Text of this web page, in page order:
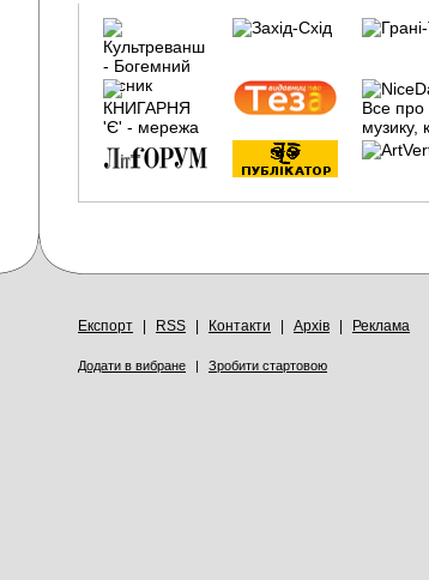
Експорт RSS Контакти Архів Реклама
Додати в вибране | Зробити стартовою